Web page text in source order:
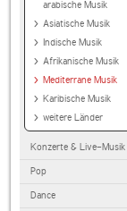
arabische Musik
Asiatische Musik
Indische Musik
Afrikanische Musik
Mediterrane Musik
Karibische Musik
weitere Länder
Konzerte & Live-Musik
Pop
Dance